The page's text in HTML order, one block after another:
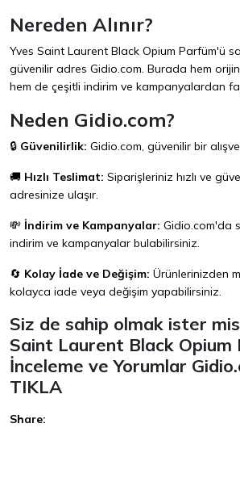
Nereden Alınır?
Yves Saint Laurent Black Opium Parfüm'ü
güvenilir adres Gidio.com. Burada hem
hem de çeşitli indirim ve kampanyalardan
Neden Gidio.com?
🔒 Güvenilirlik: Gidio.com, güvenilir bir
🚚 Hızlı Teslimat: Siparişleriniz hızlı ve
adresinize ulaşır.
💸 İndirim ve Kampanyalar: Gidio.com'da
indirim ve kampanyalar bulabilirsiniz.
🔄 Kolay İade ve Değişim: Ürünlerinizden
kolayca iade veya değişim yapabilirsiniz.
Siz de sahip olmak ister
Saint Laurent Black Opium
İnceleme ve Yorumlar
TIKLA
Share: